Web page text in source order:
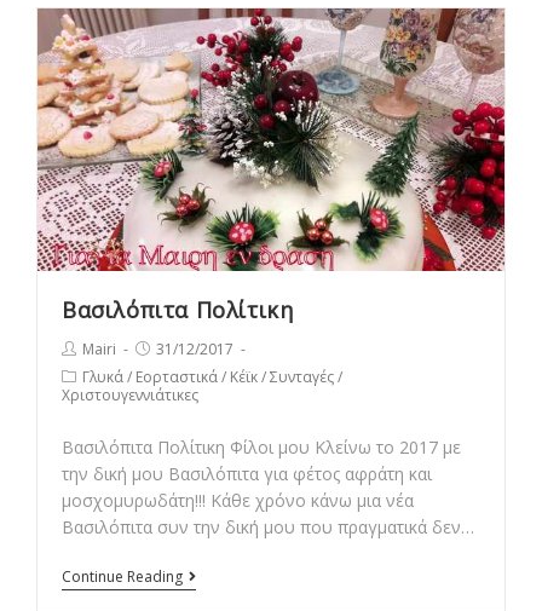
κουραμπιέδες
Βασιλόπιτα Πολίτικη
Post
author:
Mairi
Post
published:
31/12/2017
Post
category:
Γλυκά/ Εορταστικά/ Κέϊκ/Συνταγές/
Χριστουγεννιάτικες
Βασιλόπιτα Πολίτικη Φίλοι μου Κλείνω το 2017 με
την δική μου Βασιλόπιτα για φέτος αφράτη και
μοσχομυρωδάτη!!! Κάθε χρόνο κάνω μια νέα
Βασιλόπιτα συν την δική μου που πραγματικά δεν…
Continue Reading Βασιλόπιτα